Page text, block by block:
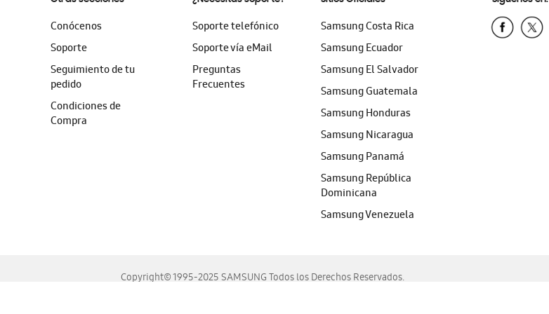
Conócenos
Soporte
Seguimiento de tu
pedido
Condiciones de
Compra
Soporte telefónico
Soporte vía eMail
Preguntas
Frecuentes
Samsung Costa Rica
Samsung Ecuador
Samsung El Salvador
Samsung Guatemala
Samsung Honduras
Samsung Nicaragua
Samsung Panamá
Samsung República
Dominicana
Samsung Venezuela
Copyright© 1995-2025 SAMSUNG Todos los Derechos Reservados.